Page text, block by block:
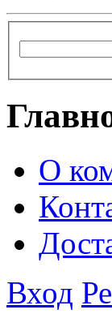
О
Вход